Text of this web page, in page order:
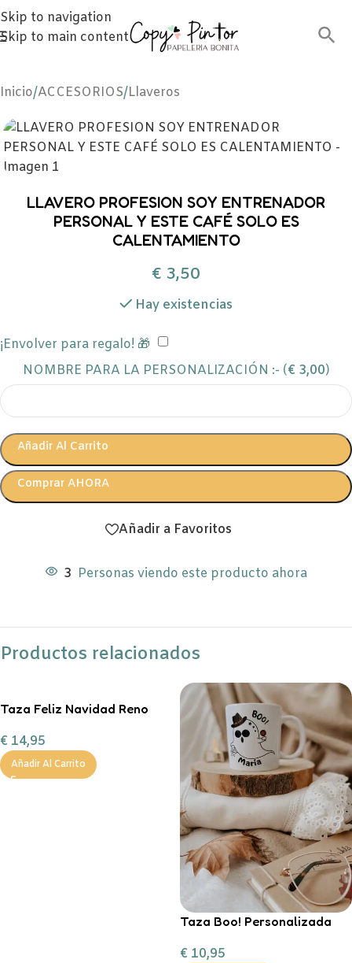
Skip to navigation
Skip to main content
Inicio/ACCESORIOS/Llaveros
LLAVERO PROFESION SOY ENTRENADOR
PERSONAL Y ESTE CAFÉ SOLO ES
CALENTAMIENTO
€ 3,50
Hay existencias
¡Envolver para regalo! 🎁
NOMBRE PARA LA PERSONALIZACIÓN :- (€ 3,00)
Añadir Al Carrito
Comprar AHORA
Añadir a Favoritos
3 Personas viendo este producto ahora
Productos relacionados
Taza Feliz Navidad Reno
personalizable con
chocolate a la taza, nub
€ 14,95
Añadir Al Carrito
Taza Boo! Personalizada
€ 10,95